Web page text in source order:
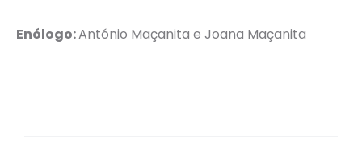
Enólogo:António Maçanita e Joana Maçanita